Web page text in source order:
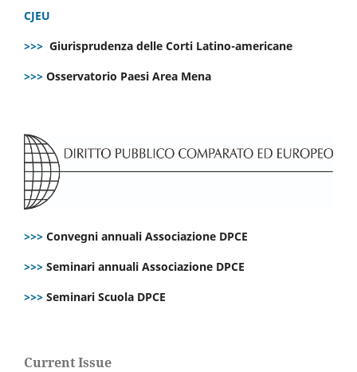
CJEU
>>> Giurisprudenza delle Corti Latino-americane
>>> Osservatorio Paesi Area Mena
>>> Convegni annuali Associazione DPCE
>>> Seminari annuali Associazione DPCE
>>> Seminari Scuola DPCE
Current Issue